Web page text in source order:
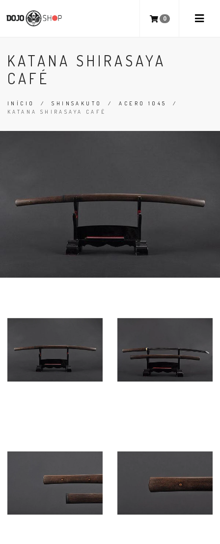
0
KATANA SHIRASAYA
CAFÉ
INÍCIO /SHINSAKUTO /ACERO 1045
/
KATANA SHIRASAYA CAFÉ